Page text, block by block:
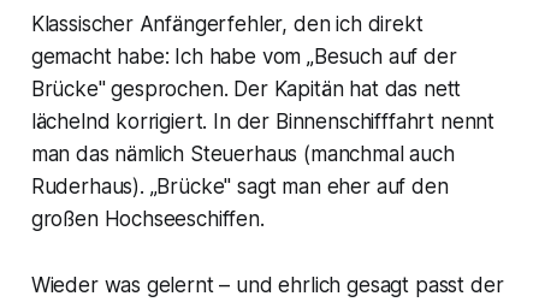
Klassischer Anfängerfehler, den ich direkt
gemacht habe: Ich habe vom „Besuch auf der
Brücke" gesprochen. Der Kapitän hat das nett
lächelnd korrigiert. In der Binnenschifffahrt nennt
man das nämlich Steuerhaus (manchmal auch
Ruderhaus). „Brücke" sagt man eher auf den
großen Hochseeschiffen.
Wieder was gelernt – und ehrlich gesagt passt der